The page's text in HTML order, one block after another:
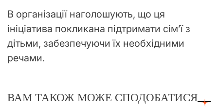
В організації наголошують, що ця
ініціатива покликана підтримати сім’ї з
дітьми, забезпечуючи їх необхідними
речами.
ВАМ ТАКОЖ МОЖЕ СПОДОБАТИСЯ